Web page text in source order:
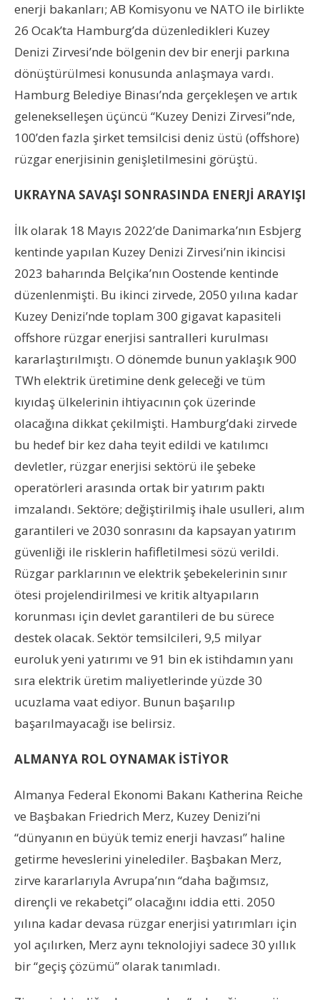
enerji bakanları; AB Komisyonu ve NATO ile birlikte
26 Ocak’ta Hamburg’da düzenledikleri Kuzey
Denizi Zirvesi’nde bölgenin dev bir enerji parkına
dönüştürülmesi konusunda anlaşmaya vardı.
Hamburg Belediye Binası’nda gerçekleşen ve artık
gelenekselleşen üçüncü “Kuzey Denizi Zirvesi”nde,
100’den fazla şirket temsilcisi deniz üstü (offshore)
rüzgar enerjisinin genişletilmesini görüştü.
UKRAYNA SAVAŞI SONRASINDA ENERJİ ARAYIŞI
İlk olarak 18 Mayıs 2022’de Danimarka’nın Esbjerg
kentinde yapılan Kuzey Denizi Zirvesi’nin ikincisi
2023 baharında Belçika’nın Oostende kentinde
düzenlenmişti. Bu ikinci zirvede, 2050 yılına kadar
Kuzey Denizi’nde toplam 300 gigavat kapasiteli
offshore rüzgar enerjisi santralleri kurulması
kararlaştırılmıştı. O dönemde bunun yaklaşık 900
TWh elektrik üretimine denk geleceği ve tüm
kıyıdaş ülkelerinin ihtiyacının çok üzerinde
olacağına dikkat çekilmişti. Hamburg’daki zirvede
bu hedef bir kez daha teyit edildi ve katılımcı
devletler, rüzgar enerjisi sektörü ile şebeke
operatörleri arasında ortak bir yatırım paktı
imzalandı. Sektöre; değiştirilmiş ihale usulleri, alım
garantileri ve 2030 sonrasını da kapsayan yatırım
güvenliği ile risklerin hafifletilmesi sözü verildi.
Rüzgar parklarının ve elektrik şebekelerinin sınır
ötesi projelendirilmesi ve kritik altyapıların
korunması için devlet garantileri de bu sürece
destek olacak. Sektör temsilcileri, 9,5 milyar
euroluk yeni yatırımı ve 91 bin ek istihdamın yanı
sıra elektrik üretim maliyetlerinde yüzde 30
ucuzlama vaat ediyor. Bunun başarılıp
başarılmayacağı ise belirsiz.
ALMANYA ROL OYNAMAK İSTİYOR
Almanya Federal Ekonomi Bakanı Katherina Reiche
ve Başbakan Friedrich Merz, Kuzey Denizi’ni
“dünyanın en büyük temiz enerji havzası” haline
getirme heveslerini yinelediler. Başbakan Merz,
zirve kararlarıyla Avrupa’nın “daha bağımsız,
dirençli ve rekabetçi” olacağını iddia etti. 2050
yılına kadar devasa rüzgar enerjisi yatırımları için
yol açılırken, Merz aynı teknolojiyi sadece 30 yıllık
bir “geçiş çözümü” olarak tanımladı.